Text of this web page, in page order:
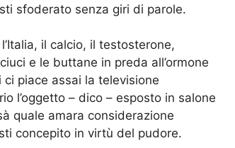
sfoderato senza giri di parole.
il calcio, il testosterone,
e le buttane in preda all’ormone
ci piace assai la televisione
l’oggetto – dico – esposto in salone
quale amara considerazione
concepito in virtù del pudore.